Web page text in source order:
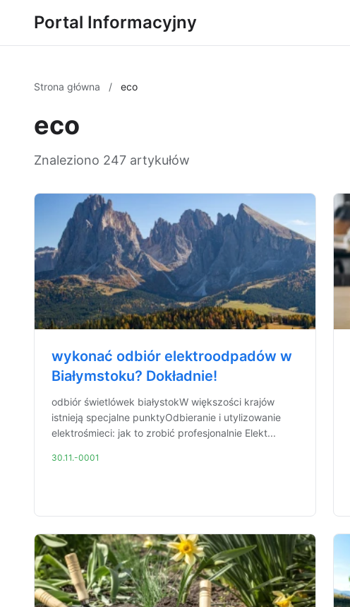
Portal Informacyjny
Strona główna / eco
eco
Znaleziono 247 artykułów
wykonać odbiór elektroodpadów w
Białymstoku? Dokładnie!
odbiór świetlówek białystokW większości krajów
istnieją specjalne punktyOdbieranie i utylizowanie
elektrośmieci: jak to zrobić profesjonalnie Elekt...
30.11.-0001